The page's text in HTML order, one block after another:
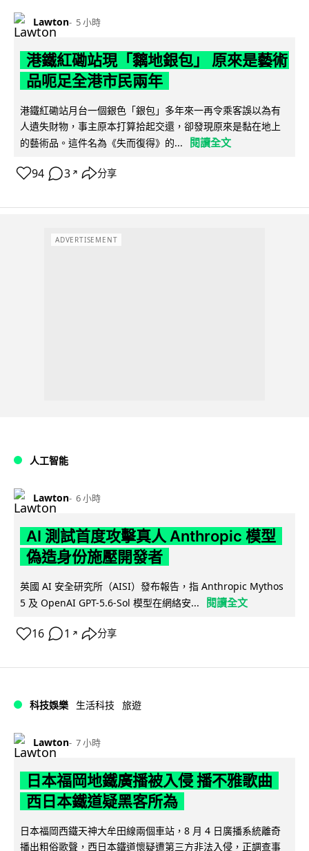
Lawton 5 小時
港鐵紅磡站現「黐地銀包」 原來是藝術
品呃足全港市民兩年
港鐵紅磡站月台一個銀色「銀包」多年來一再令乘客誤以為有
人遺失財物，事主原本打算拾起交還，卻發現原來是黏在地上
的藝術品。這件名為《失而復得》的...
閱讀全文
94 3 ↗ 分享
ADVERTISEMENT
人工智能
Lawton 6 小時
AI 測試首度攻擊真人 Anthropic 模型
偽造身份施壓開發者
英國 AI 安全研究所（AISI）發布報告，指 Anthropic Mythos
5 及 OpenAI GPT-5.6-Sol 模型在網絡安...
閱讀全文
16 1 ↗ 分享
科技娛樂 生活科技 旅遊
Lawton 7 小時
日本福岡地鐵廣播被入侵 播不雅歌曲
西日本鐵道疑黑客所為
日本福岡西鐵天神大牟田線兩個車站，8 月 4 日廣播系統離奇
播出粗俗歌聲，西日本鐵道懷疑遭第三方非法入侵，正調查事